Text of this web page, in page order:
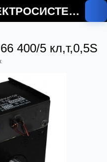
СУЧАСНІ ЕЛЕКТРОСИСТЕМИ
400/5 кл,т,0,5S